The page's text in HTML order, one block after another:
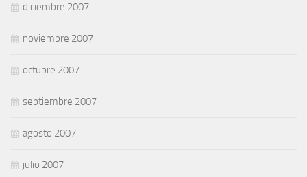
diciembre 2007
noviembre 2007
octubre 2007
septiembre 2007
agosto 2007
julio 2007